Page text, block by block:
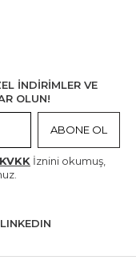
İNDİRİMLER VE
OLUN!
ABONE OL
İznini okumuş,
LINKEDIN